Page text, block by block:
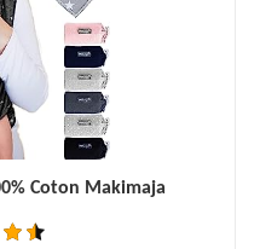
Coton Makimaja